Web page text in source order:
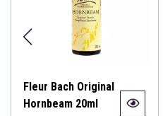
Fleur Bach Original
Hornbeam 20ml